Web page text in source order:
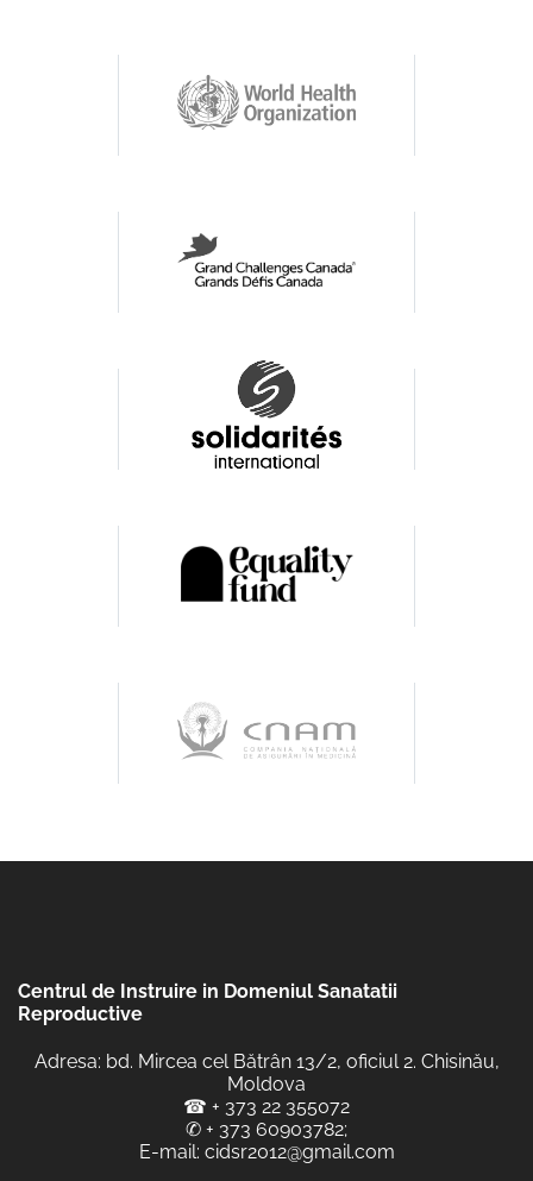
Centrul de Instruire in Domeniul Sanatatii
Reproductive
Adresa: bd. Mircea cel Bătrân 13/2, oficiul 2. Chisinău,
Moldova
☎ + 373 22 355072
✆ + 373 60903782;
E-mail: cidsr2012@gmail.com